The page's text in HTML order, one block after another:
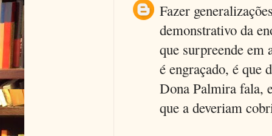
Fazer
demonstrativo da
que surpreende em
é engraçado, é que
Dona Palmira fala,
que a deveriam